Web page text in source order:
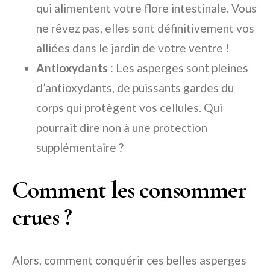
qui alimentent votre flore intestinale. Vous
ne rêvez pas, elles sont définitivement vos
alliées dans le jardin de votre ventre !
Antioxydants : Les asperges sont pleines
d’antioxydants, de puissants gardes du
corps qui protègent vos cellules. Qui
pourrait dire non à une protection
supplémentaire ?
Comment les consommer
crues ?
Alors, comment conquérir ces belles asperges